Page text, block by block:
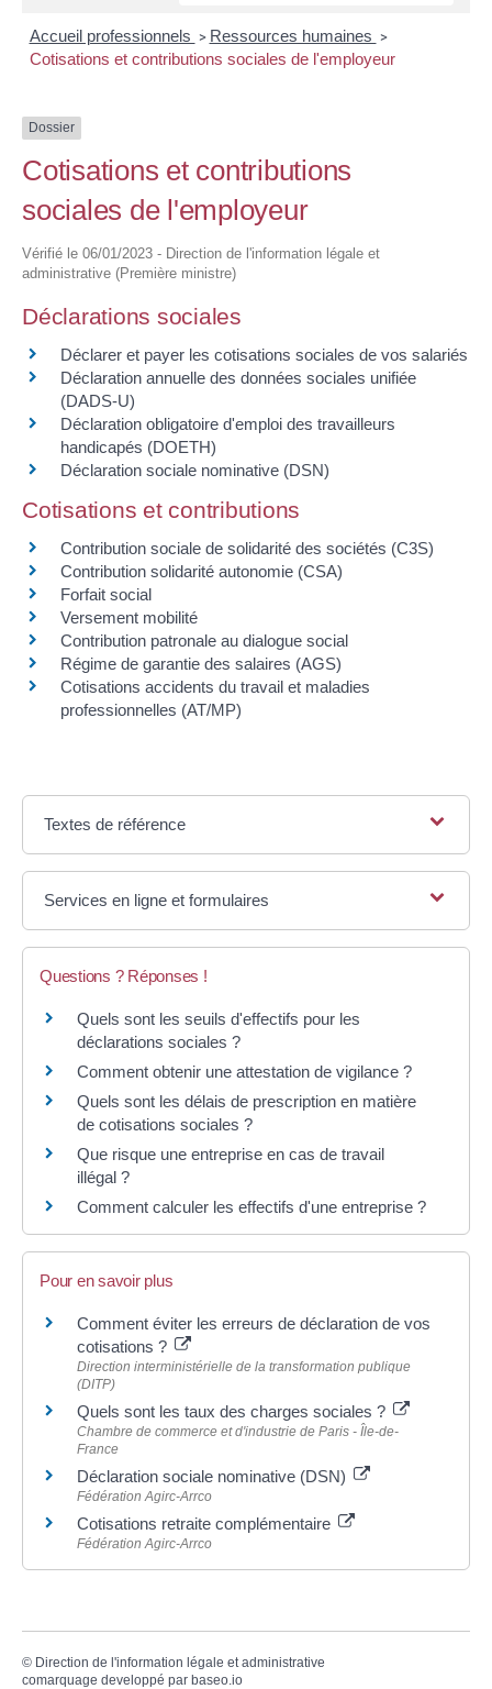
Accueil professionnels > Ressources humaines >
Cotisations et contributions sociales de l'employeur
Dossier
Cotisations et contributions
sociales de l'employeur
Vérifié le 06/01/2023 - Direction de l'information légale et
administrative (Première ministre)
Déclarations sociales
Déclarer et payer les cotisations sociales de vos salariés
Déclaration annuelle des données sociales unifiée
(DADS-U)
Déclaration obligatoire d'emploi des travailleurs
handicapés (DOETH)
Déclaration sociale nominative (DSN)
Cotisations et contributions
Contribution sociale de solidarité des sociétés (C3S)
Contribution solidarité autonomie (CSA)
Forfait social
Versement mobilité
Contribution patronale au dialogue social
Régime de garantie des salaires (AGS)
Cotisations accidents du travail et maladies
professionnelles (AT/MP)
Textes de référence
Services en ligne et formulaires
Questions ? Réponses !
Quels sont les seuils d'effectifs pour les
déclarations sociales ?
Comment obtenir une attestation de vigilance ?
Quels sont les délais de prescription en matière
de cotisations sociales ?
Que risque une entreprise en cas de travail
illégal ?
Comment calculer les effectifs d'une entreprise ?
Pour en savoir plus
Comment éviter les erreurs de déclaration de vos
cotisations ?
Direction interministérielle de la transformation publique
(DITP)
Quels sont les taux des charges sociales ?
Chambre de commerce et d'industrie de Paris - Île-de-
France
Déclaration sociale nominative (DSN)
Fédération Agirc-Arrco
Cotisations retraite complémentaire
Fédération Agirc-Arrco
© Direction de l'information légale et administrative
comarquage developpé par baseo.io